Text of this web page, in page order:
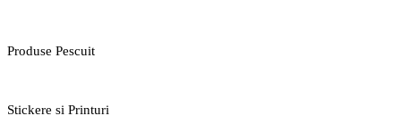
Produse Pescuit
Stickere si Printuri